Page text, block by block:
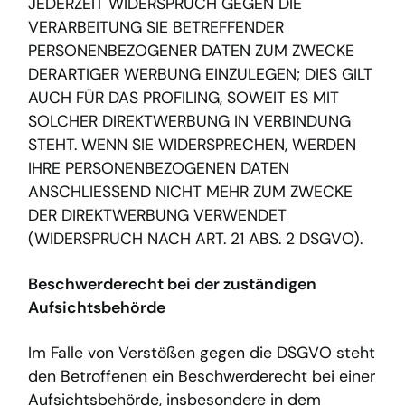
VERARBEITUNG SIE BETREFFENDER
PERSONENBEZOGENER DATEN ZUM ZWECKE
DERARTIGER WERBUNG EINZULEGEN; DIES GILT
AUCH FÜR DAS PROFILING, SOWEIT ES MIT
SOLCHER DIREKTWERBUNG IN VERBINDUNG
STEHT. WENN SIE WIDERSPRECHEN, WERDEN
IHRE PERSONENBEZOGENEN DATEN
ANSCHLIESSEND NICHT MEHR ZUM ZWECKE
DER DIREKTWERBUNG VERWENDET
(WIDERSPRUCH NACH ART. 21 ABS. 2 DSGVO).
Beschwerde­recht bei der zuständigen
Aufsichts­behörde
Im Falle von Verstößen gegen die DSGVO steht
den Betroffenen ein Beschwerderecht bei einer
Aufsichtsbehörde, insbesondere in dem